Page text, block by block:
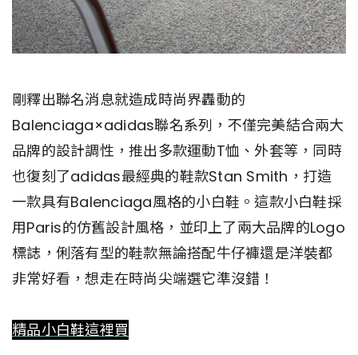
剛釋出聯名消息就造成時尚界轟動的
Balenciaga×adidas聯名系列，不僅完美結合兩大
品牌的設計調性，推出多款運動T恤、外套等，同時
也復刻了adidas最經典的鞋款Stan Smith，打造
一款具有Balenciaga風格的小白鞋。這款小白鞋採
用Paris的仿舊設計風格，並印上了兩大品牌的Logo
標誌，俐落有型的鞋款無論搭配牛仔褲還是洋裝都
非常好看，想走在時尚尖端選它準沒錯！
精品小白鞋這裡買